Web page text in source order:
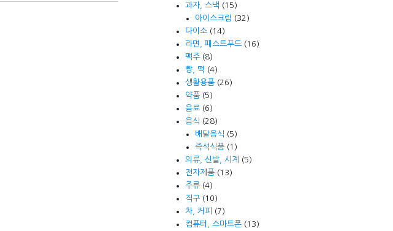
과자, 스낵 (15)
아이스크림 (32)
다이소(14)
라면, 패스트푸드(16)
맥주(8)
빵, 떡 (4)
생활용품(26)
약품(5)
음료(6)
음식 (28)
배달음식 (5)
즉석식품(1)
의류, 신발, 시계
(5)
전자제품(13)
주류(4)
직구(10)
차, 커피
(7)
컴퓨터, 스마트폰(13)